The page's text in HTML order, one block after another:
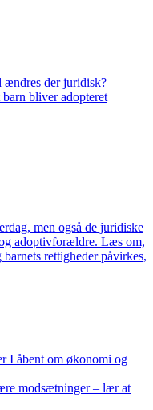
der juridisk?
bliver adopteret
men også de juridiske
adoptivforældre. Læs om,
rettigheder påvirkes,
I åbent om økonomi og
modsætninger – lær at